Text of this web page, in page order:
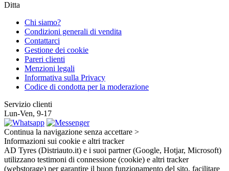
Ditta
Chi siamo?
Condizioni generali di vendita
Contattarci
Gestione dei cookie
Pareri clienti
Menzioni legali
Informativa sulla Privacy
Codice di condotta per la moderazione
Servizio clienti
Lun-Ven, 9-17
Continua la navigazione senza accettare >
Informazioni sui cookie e altri tracker
AD Tyres (Distriauto.it) e i suoi partner (Google, Hotjar, Microsoft)
utilizzano testimoni di connessione (cookie) e altri tracker
(webstorage) per garantire il buon funzionamento del sito, facilitare